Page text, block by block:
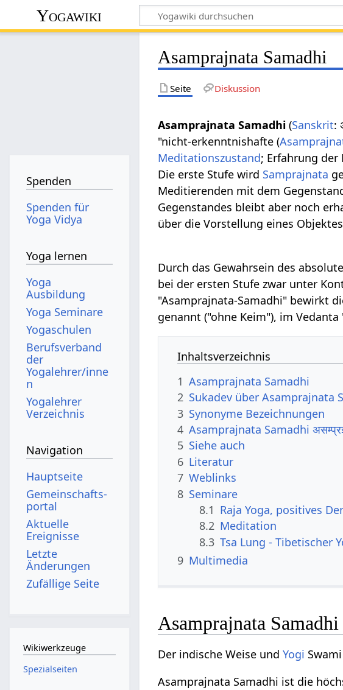
Yogawiki
Asamprajnata Samadhi
Seite Diskussion
Asamprajnata Samadhi (Sanskrit:
"nicht-erkenntnishafte (
Meditationszustand; Erfahrung der
Die erste Stufe wird Samprajnata
Meditierenden mit dem
Gegenstandes bleibt aber noch
über die Vorstellung eines
Durch das Gewahrsein des
bei der ersten Stufe zwar unter
"Asamprajnata-Samadhi" bewirkt
genannt ("ohne Keim"), im
Inhaltsverzeichnis
1 Asamprajnata Samadhi
2 Sukadev über Asamprajnata
3 Synonyme Bezeichnungen
4 Asamprajnata Samadhi
5 Siehe auch
6 Literatur
7 Weblinks
8 Seminare
8.1 Raja Yoga, positives
8.2 Meditation
8.3 Tsa Lung - Tibetischer
9 Multimedia
Asamprajnata Samadhi
Der indische Weise undYogi Swami
Asamprajnata Samadhi ist die
Spenden
Spenden für
Yoga Vidya
Yoga lernen
Yoga
Ausbildung
Yoga Seminare
Yogaschulen
Berufsverband
der
Yogalehrer/inne
n
Yogalehrer
Verzeichnis
Navigation
Hauptseite
Gemeinschafts­
portal
Aktuelle
Ereignisse
Letzte
Änderungen
Zufällige Seite
Wikiwerkzeuge
Spezialseiten